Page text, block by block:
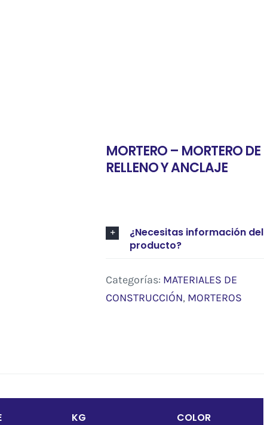
MORTERO – MORTERO DE
RELLENO Y ANCLAJE
¿Necesitas información del
producto?
Categorías: MATERIALES DE
CONSTRUCCIÓN, MORTEROS
KG COLOR